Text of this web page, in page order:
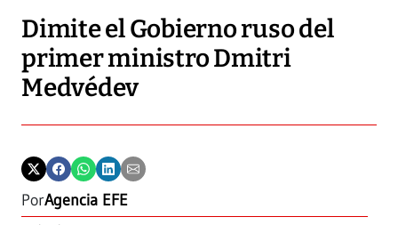
Dimite el Gobierno ruso del
primer ministro Dmitri
Medvédev
PorAgencia EFE